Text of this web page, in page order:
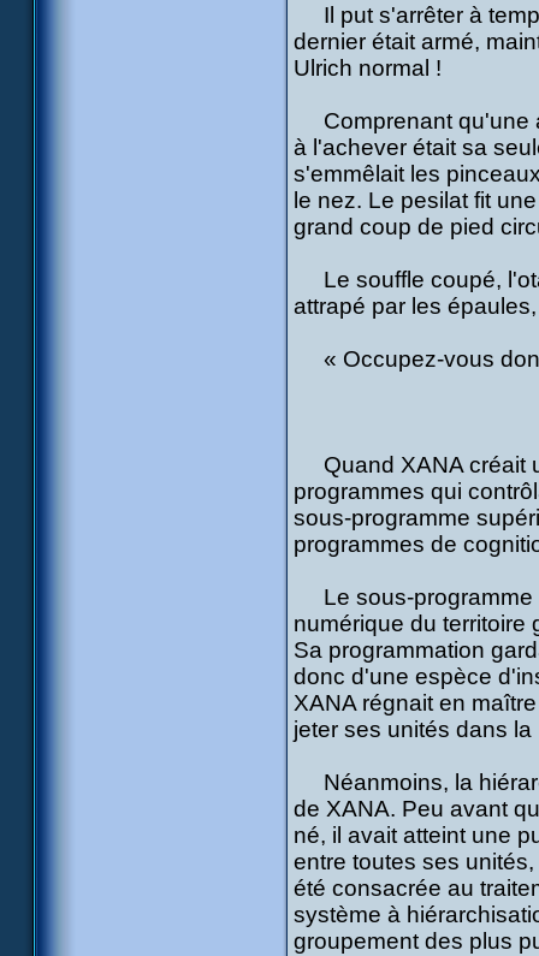
Il put s'arrêter à
dernier était armé,
Ulrich normal !
Comprenant qu'une
à l'achever était sa
s'emmêlait les
le nez. Le pesilat fit
grand coup de pied
Le souffle coupé,
attrapé par les
« Occupez-vous
Quand XANA créait
programmes qui
sous-programme
programmes de
Le sous-programme
numérique du territoire
Sa programmation
donc d'une espèce
XANA régnait en
jeter ses unités dans
Néanmoins, la
de XANA. Peu avant
né, il avait atteint une
entre toutes ses
été consacrée au
système à
groupement des plus